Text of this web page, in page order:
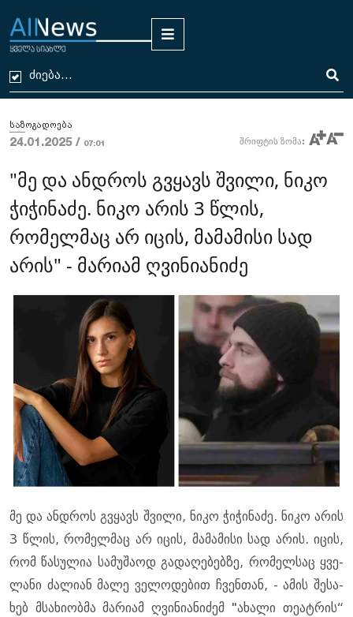
საზოგადოება
24.01.2025 / 07:01 შრიფტის ზომა:
"მე და ანდროს გვყავს შვილი, ნიკო
ჭიჭინაძე. ნიკო არის 3 წლის,
რომელმაც არ იცის, მამამისი სად
არის" - მარიამ ღვინიანიძე
მე და ან­დროს გვყავს შვი­ლი, ნიკო ჭი­ჭი­ნა­ძე. ნიკო არის
3 წლის, რო­მელ­მაც არ იცის, მა­მა­მი­სი სად არის. იცის,
რომ წა­სუ­ლია სა­მუ­შა­ოდ გა­და­ღე­ბებ­ზე, რო­მელ­საც ყვე­
ლა­ნი ძა­ლი­ან მალე ვე­ლო­დე­ბით ჩვენ­თან, - ამის შე­სა­
ხებ მსა­ხი­ობ­მა მა­რი­ამ ღვი­ნი­ა­ნი­ძემ "ახა­ლი თე­ატ­რის“